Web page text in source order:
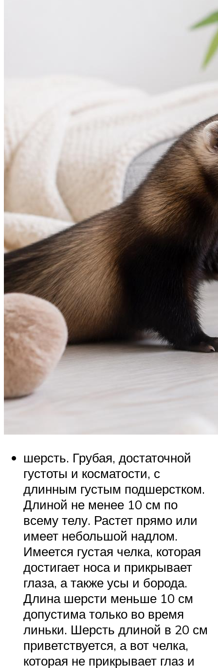
шерсть. Грубая, достаточной
густоты и косматости, с
длинным густым подшерстком.
Длиной не менее 10 см по
всему телу. Растет прямо или
имеет небольшой надлом.
Имеется густая челка, которая
достигает носа и прикрывает
глаза, а также усы и борода.
Длина шерсти меньше 10 см
допустима только во время
линьки. Шерсть длиной в 20 см
приветствуется, а вот челка,
которая не прикрывает глаз и